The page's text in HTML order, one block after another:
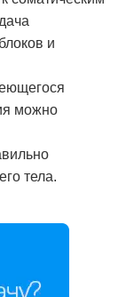
и
можно
тела.